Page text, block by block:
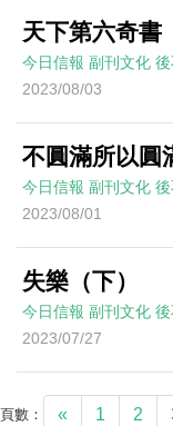
天下第六奇書
今日信報 副刊文化
2023/08/03
不圓滿所以圓
今日信報 副刊文化
2023/08/01
失樂（下）
今日信報 副刊文化
2023/07/27
頁數： « 1 2